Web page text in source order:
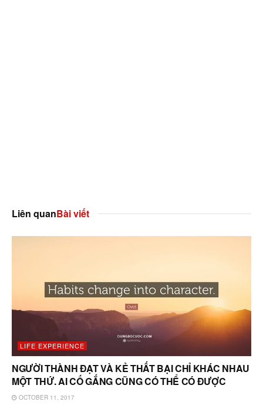
Liên quanBài viết
LIFE EXPERIENCE
NGƯỜI THÀNH ĐẠT VÀ KẺ THẤT BẠI CHỈ KHÁC NHAU
MỘT THỨ. AI CỐ GẮNG CŨNG CÓ THỂ CÓ ĐƯỢC
OCTOBER 11, 2017